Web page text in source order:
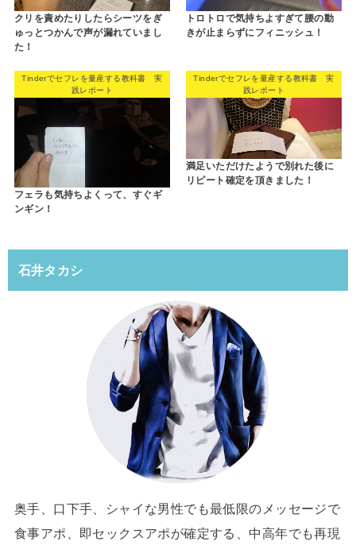
クリを責めたりしたらシーツをぎ
ゅっとつかんで声が漏れていまし
た！
トロトロで気持ちよすぎて腰の動
きが止まらずにフィニッシュ！
Tinderでセフレを量産する教科書 実
践レポート
フェラも気持ちよくって、すぐギ
ンギン！
Tinderでセフレを量産する教科書 実
践レポート
満足いただけたようで別れた後に
リピート確定を頂きました！
石井タカシ
奥手、口下手、シャイな男性でも最低限のメッセージで
食事アポ、即セックスアポが確定する、中高年でも再現